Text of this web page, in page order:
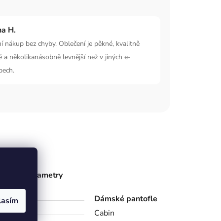
H.
nákup bez chyby. Oblečení je pěkné, kvalitně
a několikanásobně levnější než v jiných e-
parametry
Dámské pantofle
Cabin